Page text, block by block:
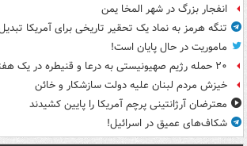
انفجار بزرگ در شهر المخا یمن
تنگه هرمز به نماد یک تحقیر تاریخی برای آمریکا
ماموریت در حال پایان است!
۲۰ حمله رژیم صهیونیستی به درعا و قنیطره در یک هفته
خیزش مردم لبنان علیه دولت سازشکار و خائن
معترضان آرژانتینی پرچم آمریکا را پایین کشیدند
شکاف‌های عمیق در اسرائیل!